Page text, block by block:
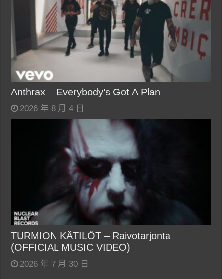
Anthrax – Everybody’s Got A Plan
2026 年 8 月 4 日
TURMION KÄTILÖT – Raivotarjonta
(OFFICIAL MUSIC VIDEO)
2026 年 7 月 30 日